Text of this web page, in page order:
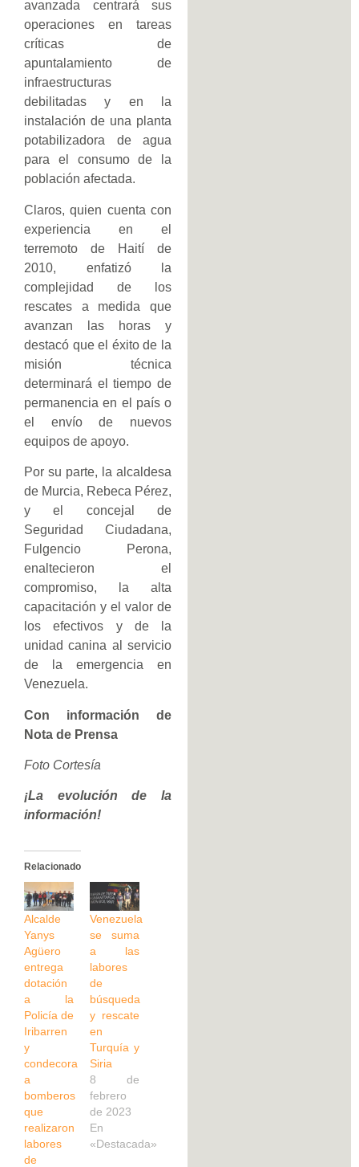
avanzada centrará sus
operaciones en tareas
críticas de
apuntalamiento de
infraestructuras
debilitadas y en la
instalación de una planta
potabilizadora de agua
para el consumo de la
población afectada.
Claros, quien cuenta con
experiencia en el
terremoto de Haití de
2010, enfatizó la
complejidad de los
rescates a medida que
avanzan las horas y
destacó que el éxito de la
misión técnica
determinará el tiempo de
permanencia en el país o
el envío de nuevos
equipos de apoyo.
Por su parte, la alcaldesa
de Murcia, Rebeca Pérez,
y el concejal de
Seguridad Ciudadana,
Fulgencio Perona,
enaltecieron el
compromiso, la alta
capacitación y el valor de
los efectivos y de la
unidad canina al servicio
de la emergencia en
Venezuela.
Con información de
Nota de Prensa
Foto Cortesía
¡La evolución de la
información!
Relacionado
Alcalde
Yanys
Agüero
entrega
dotación
a la
Policía de
Iribarren
y
condecora
a
bomberos
que
realizaron
labores
de
Venezuela
se suma
a las
labores
de
búsqueda
y rescate
en
Turquía y
Siria
8 de
febrero
de 2023
En
«Destacada»